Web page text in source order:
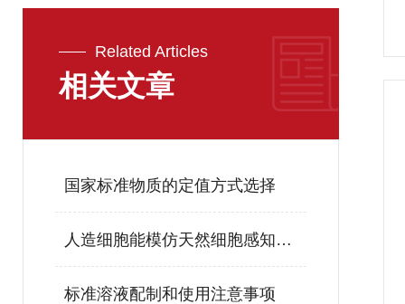
Related Articles
相关文章
国家标准物质的定值方式选择
人造细胞能模仿天然细胞感知环境
标准溶液配制和使用注意事项